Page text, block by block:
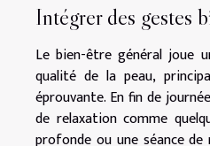
Intégrer des gestes
Le bien-être général joue
qualité de la peau,
éprouvante. En fin de
de relaxation comme
profonde ou une séance